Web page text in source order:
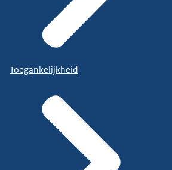
Toegankelijkheid